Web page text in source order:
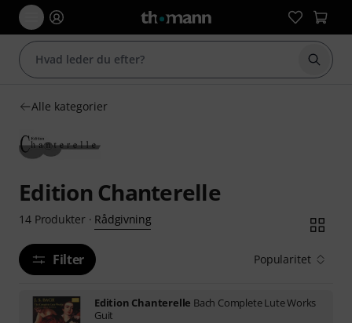
Start
Alle kategorier
Edition Chanterelle
14 Produkter· Rådgivning
Filter Popularitet
Edition Chanterelle Bach Complete Lute Works
Guit